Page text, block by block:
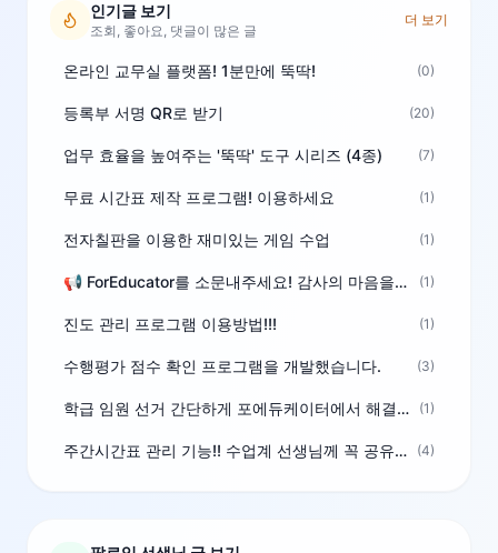
인기글 보기
조회, 좋아요, 댓글이 많은 글
더 보기
온라인 교무실 플랫폼! 1분만에 뚝딱! (0)
등록부 서명 QR로 받기 (20)
업무 효율을 높여주는 '뚝딱' 도구 시리즈 (4종) (7)
무료 시간표 제작 프로그램! 이용하세요 (1)
전자칠판을 이용한 재미있는 게임 수업 (1)
📢 ForEducator를 소문내주세요! 감사의 마음을 담은 포인트 선물 (1)
진도 관리 프로그램 이용방법!!! (1)
수행평가 점수 확인 프로그램을 개발했습니다. (3)
학급 임원 선거 간단하게 포에듀케이터에서 해결하세요! (1)
주간시간표 관리 기능!! 수업계 선생님께 꼭 공유해주세요 (4)